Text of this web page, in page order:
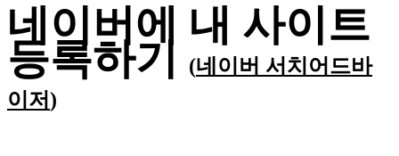
네이버에 내 사이트
등록하기 (네이버 서치어드바
이저)